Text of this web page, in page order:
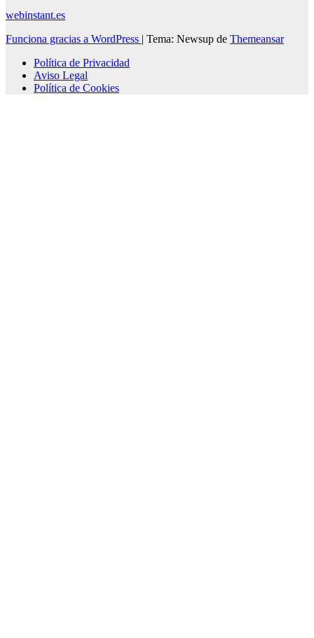
webinstant.es
Funciona gracias a WordPress | Tema: Newsup de Themeansar
Política de Privacidad
Aviso Legal
Política de Cookies